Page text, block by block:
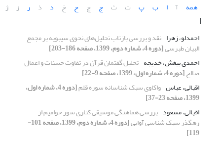
همه
آ ا ب پ ت ث ج چ ح خ د ذ ر ز ژ
ا
احمدلو، زهرا نقد و بررسی بازتاب تحلیل‌های نحوی سیبویه بر مجمع
البیان طبرسی[دوره 4، شماره دوم، 1399، صفحه 186-203]
احمدی بیغش، خدیجه تحلیل گفتمان قرآن در تفاوت حسنات و اعمال
صالح[دوره 4، شماره اول، 1399، صفحه 9-22]
اقبالی، عباس واکاوی سبک شناسانه سوره قلم [دوره 4، شماره اول،
1399، صفحه 23-37]
اقبالی، مسعود بررسی هماهنگی موسیقی کناری سور حوامیم از
رهگذر سبک شناسی آوایی [دوره 4، شماره دوم، 1399، صفحه 101-
119]